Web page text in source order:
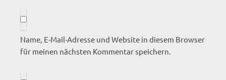
Name, E-Mail-Adresse und Website in diesem Browser
für meinen nächsten Kommentar speichern.